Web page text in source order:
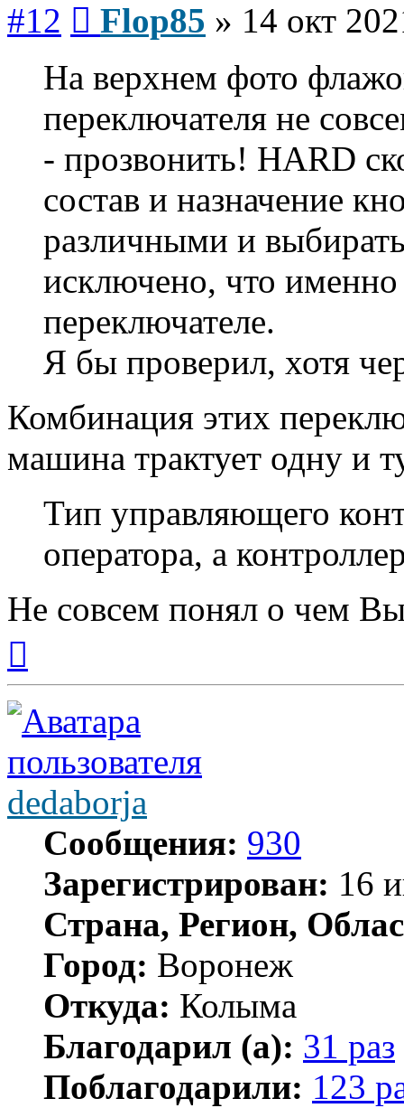
#12 Flop85 » 14 окт
На верхнем фото
переключателя не
- прозвонить! HARD
состав и назначение
различными и
исключено, что
переключателе.
Я бы проверил, хотя
Комбинация этих
машина трактует одну и
Тип управляющего
оператора, а
Не совсем понял о чем
началу
dedaborja
Сообщения: 930
Зарегистрирован: 16
Страна, Регион,
Город: Воронеж
Откуда: Колыма
Благодарил (а): 31 раз
Поблагодарили: 123